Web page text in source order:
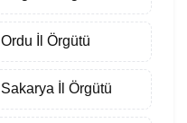
Ordu İl Örgütü
Sakarya İl Örgütü